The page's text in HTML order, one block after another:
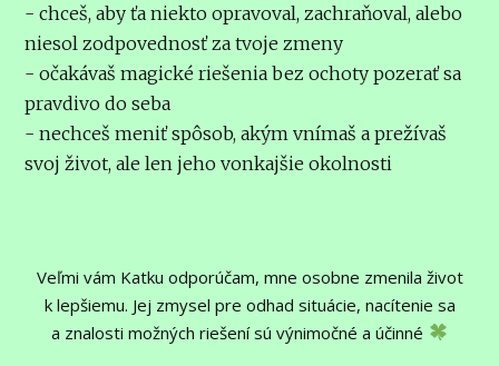
- chceš, aby ťa niekto opravoval, zachraňoval, alebo
niesol zodpovednosť za tvoje zmeny
- očakávaš magické riešenia bez ochoty pozerať sa
pravdivo do seba
- nechceš meniť spôsob, akým vnímaš a prežívaš
svoj život, ale len jeho vonkajšie okolnosti
Veľmi vám Katku odporúčam, mne osobne zmenila život
k lepšiemu. Jej zmysel pre odhad situácie, nacítenie sa
a znalosti možných riešení sú výnimočné a účinné